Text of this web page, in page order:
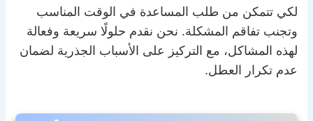
لكي تتمكن من طلب المساعدة في الوقت المناسب
وتجنب تفاقم المشكلة. نحن نقدم حلولًا سريعة وفعالة
لهذه المشاكل، مع التركيز على الأسباب الجذرية لضمان
عدم تكرار العطل.